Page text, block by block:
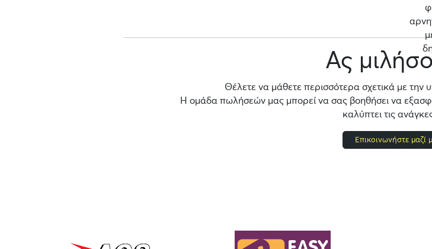
Ας
Θέλετε να μάθετε περισσότερα σχετικά με την
Η ομάδα πωλήσεών μας μπορεί να σας βοηθήσει να
καλύπτει τις
Επικοινωνήστε μαζί